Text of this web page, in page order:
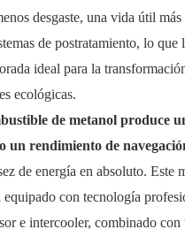
desgaste, una vida útil
de postratamiento, lo que
ideal para la
ecológicas.
de metanol produce
un rendimiento de
de energía en absoluto. Este
equipado con tecnología
e intercooler, combinado con